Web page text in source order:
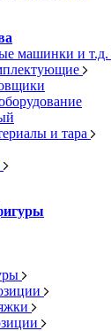
машинки и т.д.
и тара